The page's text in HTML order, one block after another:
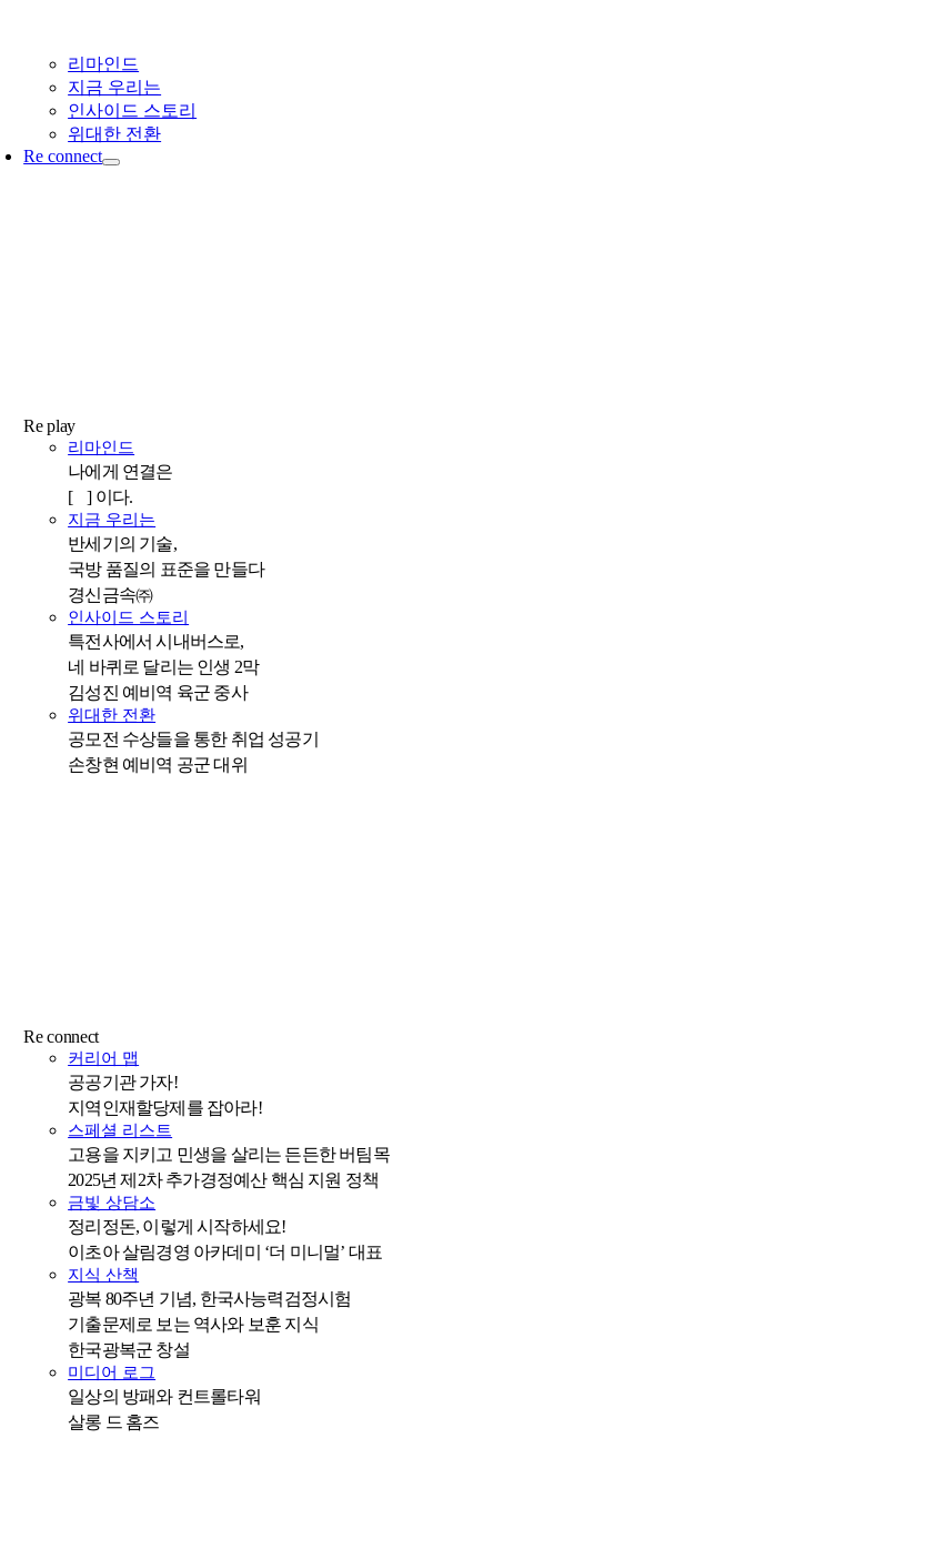
리마인드
지금 우리는
인사이드 스토리
위대한 전환
Re connect
Re play
리마인드
나에게 연결은
[ ] 이다.
지금 우리는
반세기의 기술,
국방 품질의 표준을 만들다
경신금속㈜
인사이드 스토리
특전사에서 시내버스로,
네 바퀴로 달리는 인생 2막
김성진 예비역 육군 중사
위대한 전환
공모전 수상들을 통한 취업 성공기
손창현 예비역 공군 대위
Re connect
커리어 맵
공공기관 가자!
지역인재할당제를 잡아라!
스페셜 리스트
고용을 지키고 민생을 살리는 든든한 버팀목
2025년 제2차 추가경정예산 핵심 지원 정책
금빛 상담소
정리정돈, 이렇게 시작하세요!
이초아 살림경영 아카데미 ‘더 미니멀’ 대표
지식 산책
광복 80주년 기념, 한국사능력검정시험
기출문제로 보는 역사와 보훈 지식
한국광복군 창설
미디어 로그
일상의 방패와 컨트롤타워
살롱 드 홈즈